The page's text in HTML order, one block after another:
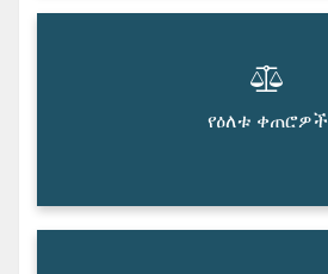
የዕለቱ ቀጠሮዎች